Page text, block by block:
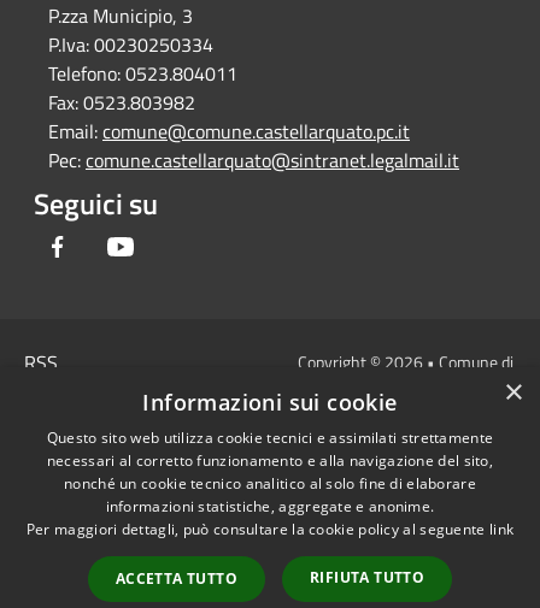
P.zza Municipio, 3
P.Iva:00230250334
Telefono:0523.804011
Fax:0523.803982
Email:comune@comune.castellarquato.pc.it
Pec:comune.castellarquato@sintranet.legalmail.it
Seguici su
Facebook
RSS
Cookie
Mappa del sito
DICHIARAZIONE DI
ACCESSIBILITA'
Privacy: allegati
Copyright © 2026 • Comune di
Castell'Arquato • Powered by
redazione
×
Informazioni sui cookie
Questo sito web utilizza cookie tecnici e assimilati strettamente
necessari al corretto funzionamento e alla navigazione del sito,
nonché un cookie tecnico analitico al solo fine di elaborare
informazioni statistiche, aggregate e anonime.
Per maggiori dettagli, può consultare la cookie policy al seguente link
ACCETTA TUTTO RIFIUTA TUTTO